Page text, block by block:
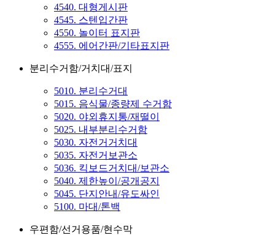
4540. 대형게시판
4545. 스텐입간판
4550. 놀이터 표지판
4555. 에어간판/기타표지판
분리수거함/거치대/표지
5010. 분리수거대
5015. 음식물/종량제 수거함
5020. 야외휴지통/재떨이
5025. 내부분리수거함
5030. 자전거거치대
5035. 자전거보관소
5036. 킥보드거치대/보관소
5040. 제한높이/공개공지
5045. 단지안내/유도싸인
5100. 마대/톤백
우편함/선거용품/현수막